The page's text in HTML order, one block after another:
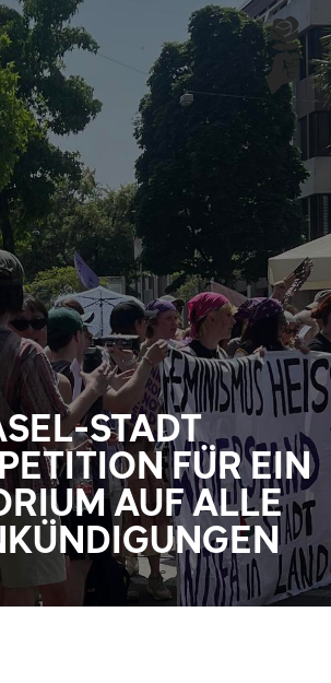
STADT
FÜR EIN
AUF ALLE